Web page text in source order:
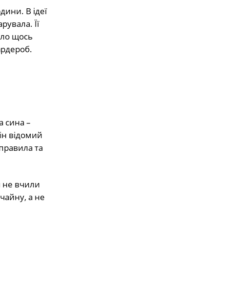
В ідеї
Її
щось
сина –
відомий
та
не вчили
а не